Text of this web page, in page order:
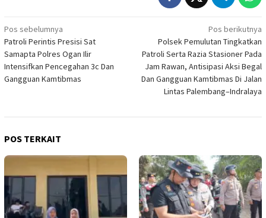
Navigasi
pos
Pos sebelumnya
Patroli Perintis Presisi Sat
Samapta Polres Ogan Ilir
Intensifkan Pencegahan 3c Dan
Gangguan Kamtibmas
Pos berikutnya
Polsek Pemulutan Tingkatkan
Patroli Serta Razia Stasioner Pada
Jam Rawan, Antisipasi Aksi Begal
Dan Gangguan Kamtibmas Di Jalan
Lintas Palembang–Indralaya
POS TERKAIT